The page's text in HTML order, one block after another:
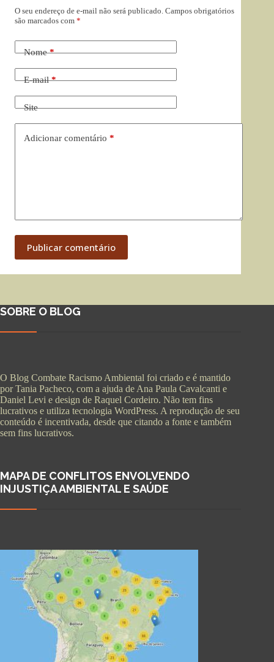
O seu endereço de e-mail não será publicado. Campos obrigatórios
são marcados com *
Nome*
E-mail*
Site
Adicionar comentário *
Publicar comentário
SOBRE O BLOG
O Blog Combate Racismo Ambiental foi criado e é mantido
por Tania Pacheco, com a ajuda de Ana Paula Cavalcanti e
Daniel Levi e design de Raquel Cordeiro. Não tem fins
lucrativos e utiliza tecnologia WordPress. A reprodução de seu
conteúdo é incentivada, desde que citando a fonte e também
sem fins lucrativos.
MAPA DE CONFLITOS ENVOLVENDO
INJUSTIÇA AMBIENTAL E SAÚDE